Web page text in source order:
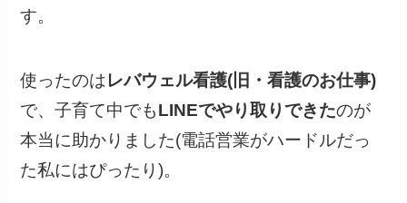
す。
使ったのはレバウェル看護(旧・看護のお仕事)
で、子育て中でもLINEでやり取りできたのが
本当に助かりました(電話営業がハードルだっ
た私にはぴったり)。